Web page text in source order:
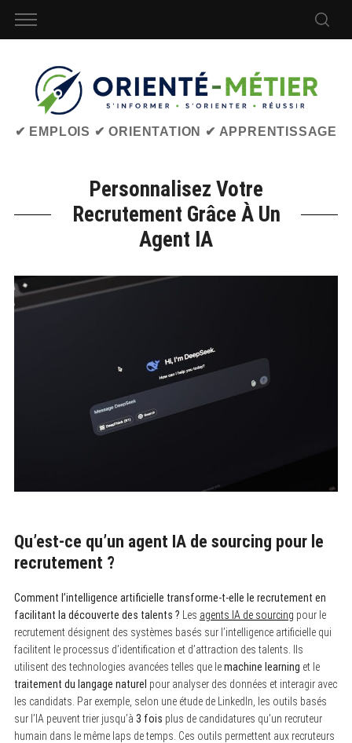
✔ EMPLOIS ✔ ORIENTATION ✔ APPRENTISSAGE
Personnalisez Votre
Recrutement Grâce À Un
Agent IA
Qu’est-ce qu’un agent IA de sourcing pour le
recrutement ?
Comment l’intelligence artificielle transforme-t-elle le recrutement en
facilitant la découverte des talents ? Les agents IA de sourcing pour le
recrutement désignent des systèmes basés sur l’intelligence artificielle qui
facilitent le processus d’identification et d’attraction des talents. Ils
utilisent des technologies avancées telles que lemachine learning et le
traitement du langage naturel pour analyser des données et interagir avec
les candidats. Par exemple, selon une étude de LinkedIn, les outils basés
sur l’IA peuvent trier jusqu’à 3 fois plus de candidatures qu’un recruteur
humain dans le même laps de temps. Ces outils permettent aux recruteurs